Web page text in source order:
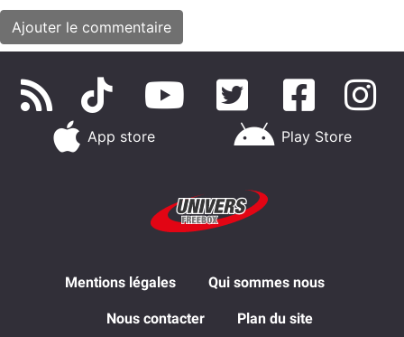
App store Play Store
Mentions légales Qui sommes nous
Nous contacter Plan du site